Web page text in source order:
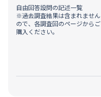
自由回答設問の記述一覧
※過去調査結果は含まれません
ので、各調査回のページからご
購入ください。